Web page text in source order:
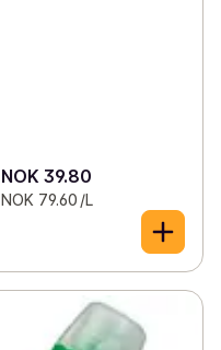
NOK 39.80
NOK 79.60 /L